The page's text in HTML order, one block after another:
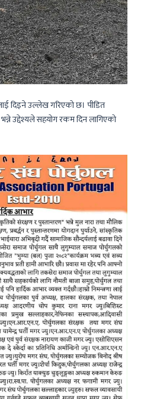
दिइने उल्लेख गरिएको छ। पीडित
उद्देश्यले सहयोग रकम दिन लागिएको